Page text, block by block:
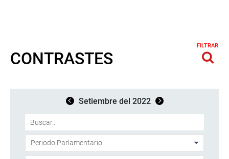
CONTRASTES
FILTRAR
Setiembre del 2022